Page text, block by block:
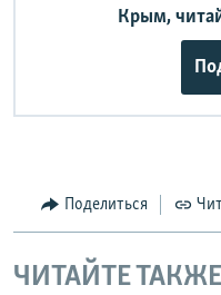
Крым,
Поделиться
ЧИТАЙТЕ